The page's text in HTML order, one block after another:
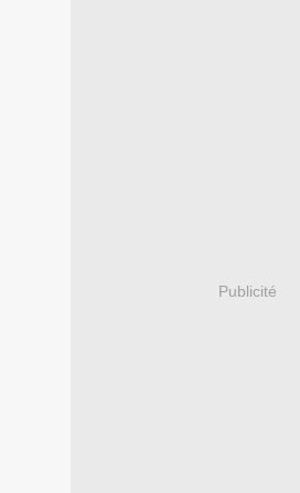
Publicité